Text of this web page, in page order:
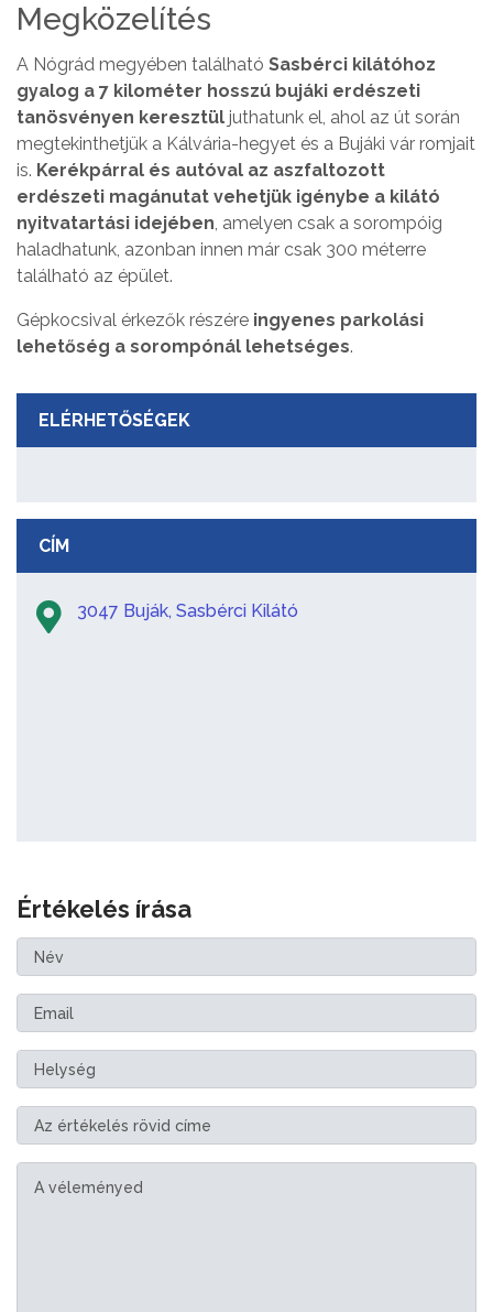
Megközelítés
A Nógrád megyében található Sasbérci kilátóhoz
gyalog a 7 kilométer hosszú bujáki erdészeti
tanösvényen keresztül juthatunk el, ahol az út során
megtekinthetjük a Kálvária-hegyet és a Bujáki vár romjait
is. Kerékpárral és autóval az aszfaltozott
erdészeti magánutat vehetjük igénybe a kilátó
nyitvatartási idejében, amelyen csak a sorompóig
haladhatunk, azonban innen már csak 300 méterre
található az épület.
Gépkocsival érkezők részére ingyenes parkolási
lehetőség a sorompónál lehetséges.
ELÉRHETŐSÉGEK
CÍM
3047 Buják, Sasbérci Kilátó
Értékelés írása